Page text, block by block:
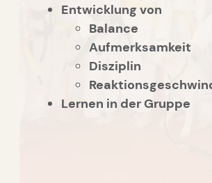
Entwicklung von
Balance
Aufmerksamkeit
Disziplin
Lernen in der Gruppe